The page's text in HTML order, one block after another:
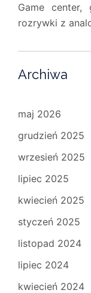
Game center,
rozrywki z
Archiwa
maj 2026
grudzień 2025
wrzesień 2025
lipiec 2025
kwiecień 2025
styczeń 2025
listopad 2024
lipiec 2024
kwiecień 2024